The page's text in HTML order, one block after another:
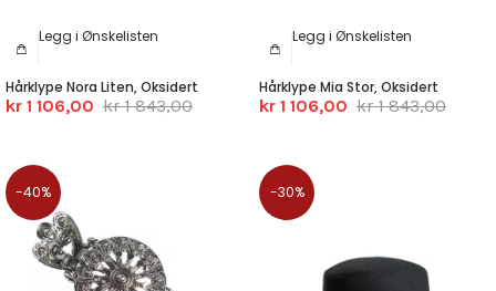
Legg i Ønskelisten
Hårklype Nora Liten, Oksidert
kr 1 106,00 kr 1 843,00
Legg i Ønskelisten
Hårklype Mia Stor, Oksidert
kr 1 106,00 kr 1 843,00
-40% -30%